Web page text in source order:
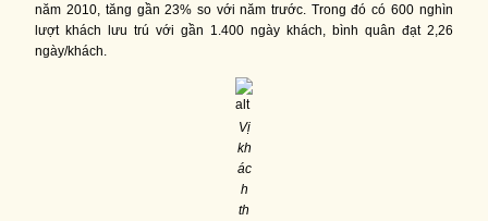
năm 2010, tăng gần 23% so với năm trước. Trong đó có 600 nghìn
lượt khách lưu trú với gần 1.400 ngày khách, bình quân đạt 2,26
ngày/khách.
Vị
kh
ác
h
th